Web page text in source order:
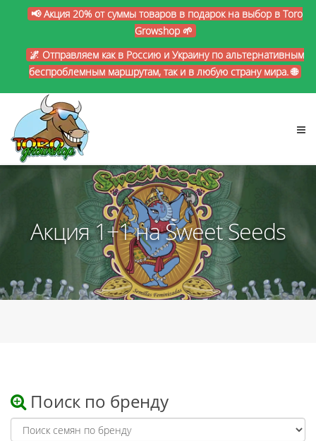
📢 Акция 20% от суммы товаров в подарок на выбор в Toro
Growshop 🌱
🌌 Отправляем как в Россию и Украину по альтернативным
беспроблемным маршрутам, так и в любую страну мира. 🌐
Акция 1+1 на Sweet Seeds
Поиск по бренду